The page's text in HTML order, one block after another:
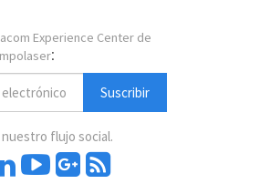
Experience Center de
:
Suscribir
flujo social.